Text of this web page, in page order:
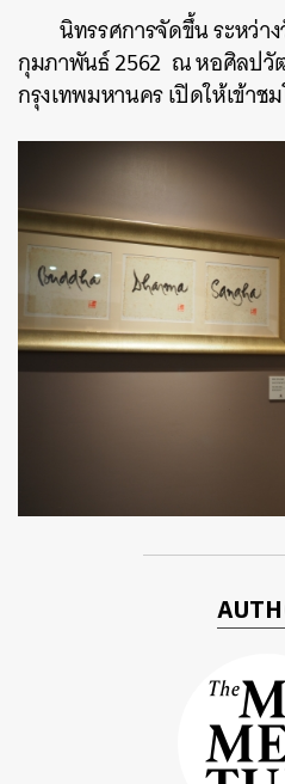
นิทรรศการจัดขึ้น ระหว่า
กุมภาพันธ์ 2562 ณ หอศิลปวั
กรุงเทพมหานคร เปิดให้เข้าช